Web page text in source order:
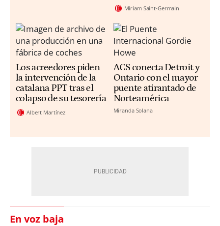
Miriam Saint-Germain
Los acreedores piden
la intervención de la
catalana PPT tras el
colapso de su tesorería
Albert Martínez
ACS conecta Detroit y
Ontario con el mayor
puente atirantado de
Norteamérica
Miranda Solana
En voz baja